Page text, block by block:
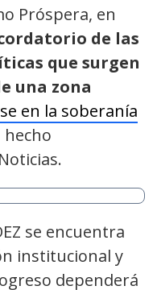
Próspera, en
de las
que surgen
una zona
en la soberanía
hecho
se encuentra
institucional y
dependerá